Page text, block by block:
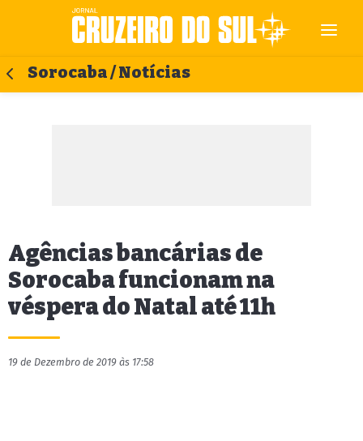
Sorocaba / Notícias
Agências bancárias de
Sorocaba funcionam na
véspera do Natal até 11h
19 de Dezembro de 2019 às 17:58